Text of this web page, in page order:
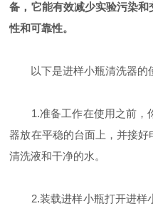
备，它能有效减少实验污染
性和可靠性。
以下是进样小瓶清洗器的
1.准备工作在使用之前，
器放在平稳的台面上，并接好
清洗液和干净的水。
2.装载进样小瓶打开进样